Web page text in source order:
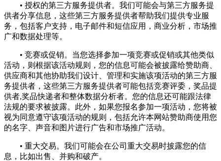
• 授权的第三方服务提供者。我们可能会与第三方服务提
供者分享信息，这些第三方服务提供者帮助我们提供专业服
务，包括客户支持，电子邮件和短信应用，商业分析，市场推
广和数据处理等。
• 竞赛或促销。当您选择参加一项竞赛或促销或其他类似
活动，则根据该活动规则，您的信息可能会被披露给赞助商、
供应商和其他协助我们设计、管理和实施该项活动的第三方服
务提供者，这些第三方服务提供者可能包括竞赛评委，奖品提
供者,奖品快递者和整体数据分析者。您的信息还可能跟法律
法规的要求被披露。此外，如果您报名参加一项活动，您将被
视为同意遵守该项活动的规则，包括允许本网站赞助商使用您
的名字、声音和图片进行广告和市场推广活动。
• 重大交易。我们可能会在公司重大交易时披露您的信
息，比如出售、并购和破产。